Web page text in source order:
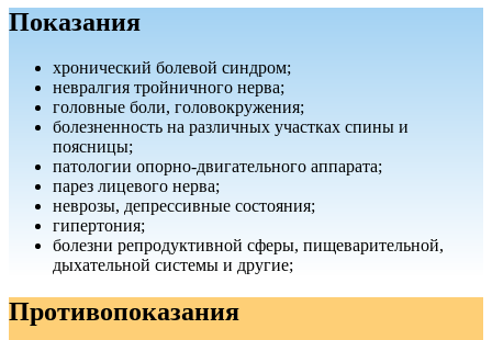
Показания
хронический болевой синдром;
невралгия тройничного нерва;
головные боли, головокружения;
болезненность на различных участках спины и
поясницы;
патологии опорно-двигательного аппарата;
парез лицевого нерва;
неврозы, депрессивные состояния;
гипертония;
болезни репродуктивной сферы, пищеварительной,
дыхательной системы и другие;
Противопоказания